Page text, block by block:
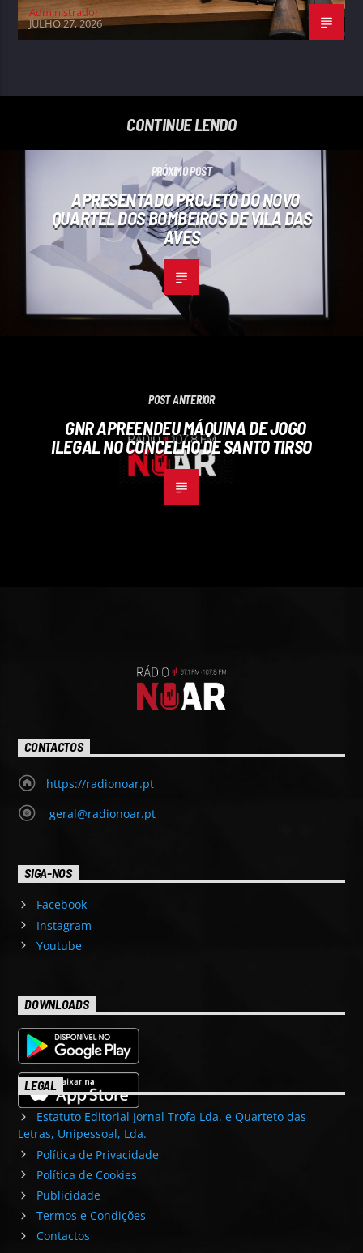
Administrador
JULHO 27, 2026
CONTINUE LENDO
PRÓXIMO POST
APRESENTADO PROJETO DO NOVO
QUARTEL DOS BOMBEIROS DE VILA DAS
AVES
POST ANTERIOR
GNR APREENDEU MÁQUINA DE JOGO
ILEGAL NO CONCELHO DE SANTO TIRSO
CONTACTOS
https://radionoar.pt
geral@radionoar.pt
SIGA-NOS
Facebook
Instagram
Youtube
DOWNLOADS
LEGAL
Estatuto Editorial Jornal Trofa Lda. e Quarteto das
Letras, Unipessoal, Lda.
Política de Privacidade
Política de Cookies
Publicidade
Termos e Condições
Contactos